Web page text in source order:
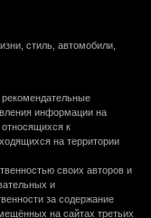
стиль, автомобили,
информации на
к
на территории
своих авторов и
и
за содержание
на сайтах третьих